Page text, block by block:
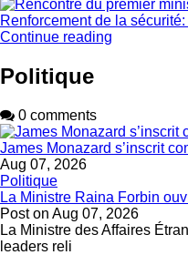
Renforcement de la
Continue reading
Politique
0 comments
James Monazard s’inscrit
Aug 07, 2026
Politique
La Ministre Raina Forbin
Post on Aug 07, 2026
La Ministre des Affaires
leaders reli